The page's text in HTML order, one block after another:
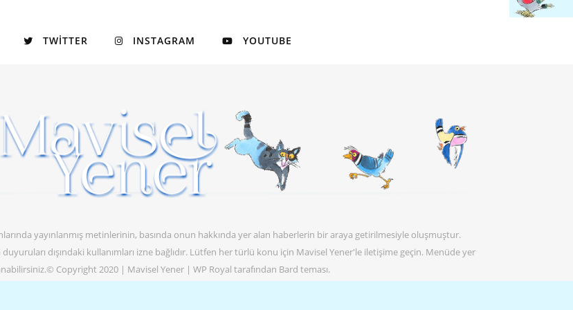
TWITTER INSTAGRAM YOUTUBE
yayınlanmış metinlerinin, basında onun hakkında yer alan haberlerin bir araya getirilmesiyle oluşmuştur.
dışındaki kullanımları izne bağlıdır. Lütfen her türlü konu için Mavisel Yener'le iletişime geçin. Menüde yer
Copyright 2020 | Mavisel Yener | WP Royal tarafından Bard teması.